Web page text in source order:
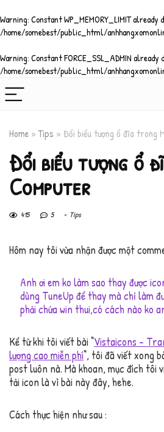
Warning: Constant WP_MEMORY_LIMIT already
/home/somebest/public_html/
Warning: Constant FORCE_SSL_ADMIN already
/home/somebest/public_html/
Home » Tips » Đổi biểu tượng ổ đĩa trong
Đổi biểu tượng ổ
Computer
415 5 Tips
Hôm nay tôi vừa nhận được một
Anh ơi em ko làm sao thay được
dùng TuneUp để thay mà chỉ làm
phải chứa win thui,có cách nào ko
Kể từ khi tôi viết bài “Vistaicons –
lượng cao miễn phí“, tôi đã viết xong
post luôn nà. Mà khoan, mục đích tôi
tải icon là vì bài này đây, hehe.
Cách thực hiện như sau :